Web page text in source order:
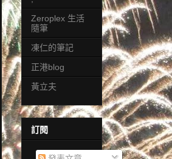
Zeroplex 生活
隨筆
凍仁的筆記
正港blog
黃立夫
訂閱